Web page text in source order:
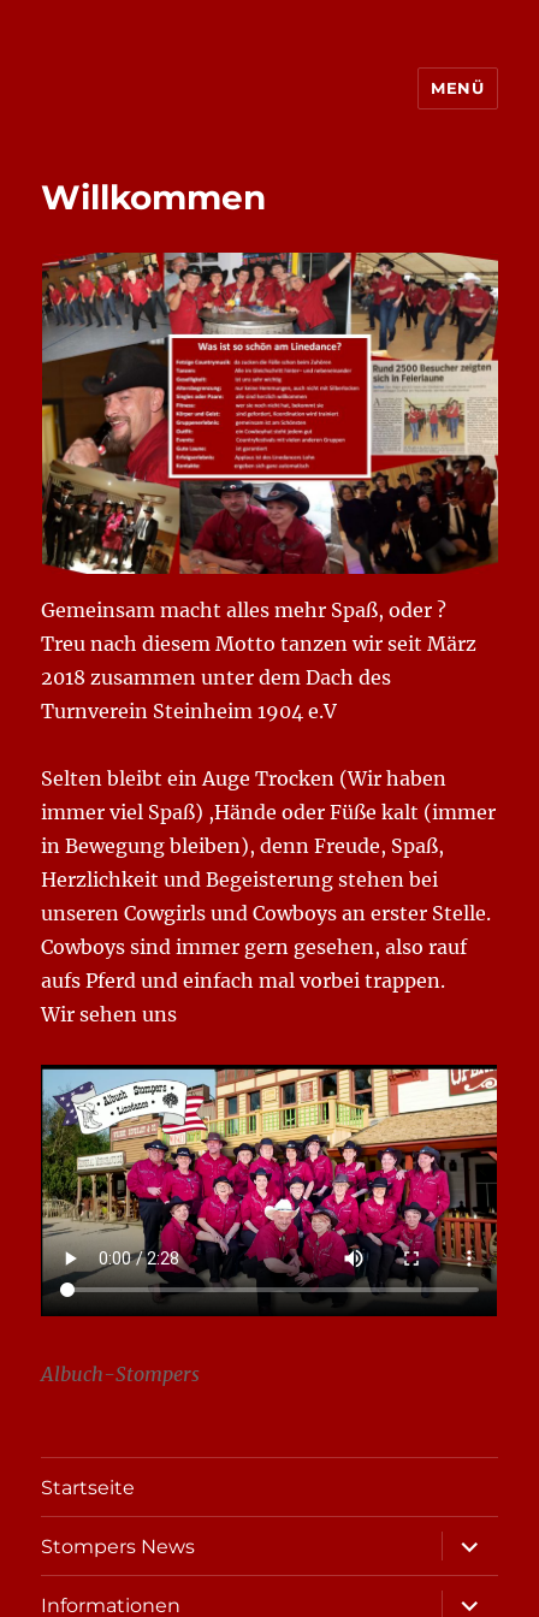
MENÜ
Willkommen
Gemeinsam macht alles mehr Spaß, oder ?
Treu nach diesem Motto tanzen wir seit März
2018 zusammen unter dem Dach des
Turnverein Steinheim 1904 e.V
Selten bleibt ein Auge Trocken (Wir haben
immer viel Spaß) ,Hände oder Füße kalt (immer
in Bewegung bleiben), denn Freude, Spaß,
Herzlichkeit und Begeisterung stehen bei
unseren Cowgirls und Cowboys an erster Stelle.
Cowboys sind immer gern gesehen, also rauf
aufs Pferd und einfach mal vorbei trappen.
Wir sehen uns
Albuch-Stompers
Startseite
Stompers News
öffnen
Informationen